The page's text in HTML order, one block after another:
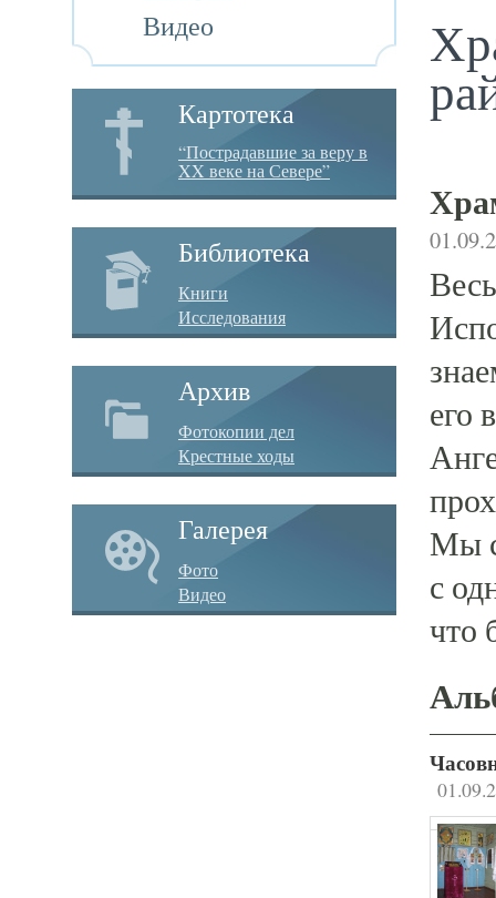
Видео
Картотека
“Пострадавшие за веру в
XX веке на Севере”
Библиотека
Книги
Исследования
Архив
Фотокопии дел
Крестные ходы
Галерея
Фото
Видео
его
Мы
с
что